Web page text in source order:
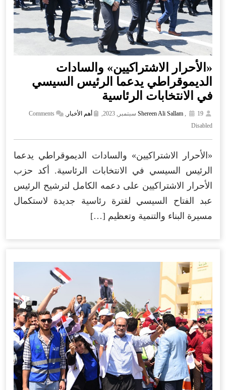
«الأحرار الاشتراكيين» والسادات
الديموقراطي يدعما الرئيس السيسي
في الانتخابات الرئاسية
Shereen Ali Sallam 19 سبتمبر, 2023, أهم الأخبار
Comments
Disabled
«الأحرار الاشتراكيين» والسادات الديموقراطي يدعما
الرئيس السيسي في الانتخابات الرئاسية. أكد حزب
الأحرار الاشتراكيين على دعمه الكامل لترشيح الرئيس
عبد الفتاح السيسي لفترة رئاسية جديدة لاستكمال
مسيرة البناء والتنمية وتعظيم […]